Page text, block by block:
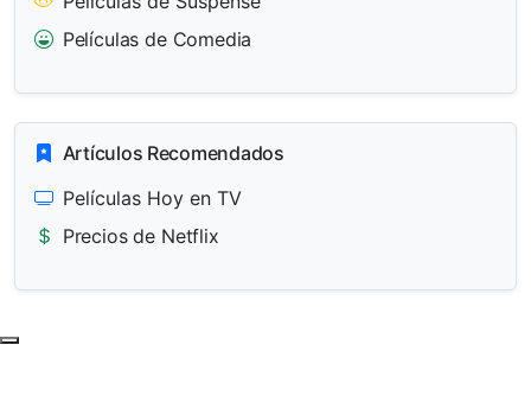
Películas de Comedia
Artículos Recomendados
Películas Hoy en TV
Precios de Netflix